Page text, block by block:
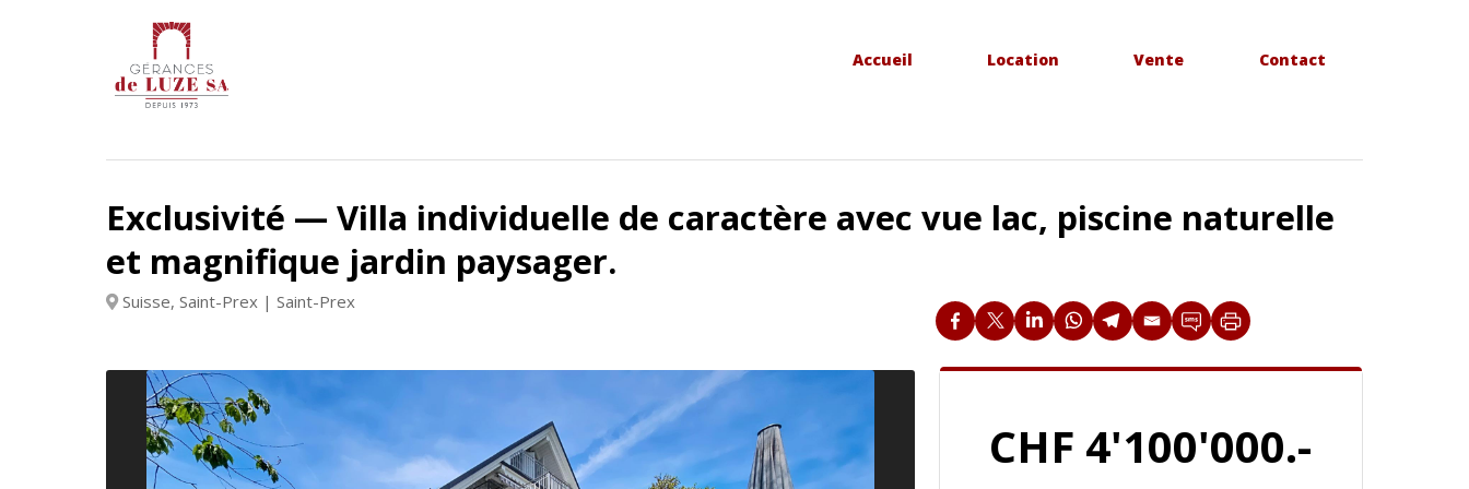
Gérances
Luze
SA
Accueil Location Vente Contact
Exclusivité — Villa individuelle de caractère avec vue lac, piscine naturelle
et magnifique jardin paysager.
Suisse, Saint-Prex | Saint-Prex
CHF 4'100'000.-